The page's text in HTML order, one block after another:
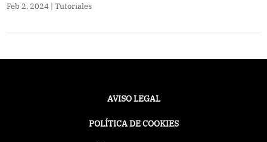
Feb 2, 2024 |Tutoriales
AVISO LEGAL
POLÍTICA DE COOKIES